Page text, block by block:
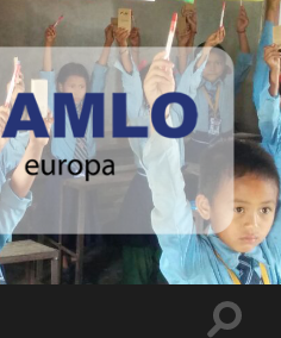
Namlo
Europa
Toggle